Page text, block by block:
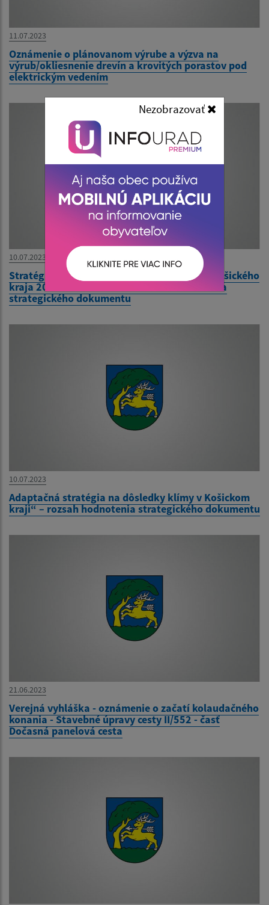
Nezobrazovať
11.07.2023
Oznámenie o plánovanom výrube a výzva na
výrub/okliesnenie drevín a krovitých porastov pod
elektrickým vedením
10.07.2023
Stratégia rozvoja dopravy a cykloturistiky Košického
kraja 2022-2027 – 2030“ – rozsah hodnotenia
strategického dokumentu
10.07.2023
Adaptačná stratégia na dôsledky klímy v Košickom
kraji“ – rozsah hodnotenia strategického dokumentu
21.06.2023
Verejná vyhláška - oznámenie o začatí kolaudačného
konania - Stavebné úpravy cesty II/552 - časť
Dočasná panelová cesta